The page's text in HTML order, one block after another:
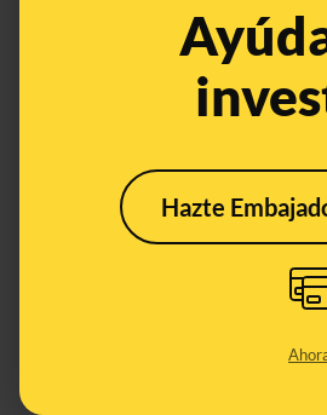
Hazte
situaciones de